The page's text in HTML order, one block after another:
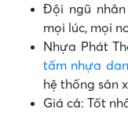
Đội ngũ
mọi lúc, mọi
Nhựa Phát
tấm nhựa
hệ thống sản
Giá cả: Tốt